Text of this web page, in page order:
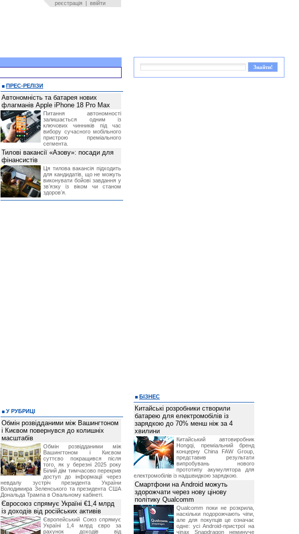
реєстрація | ввійти
ПРЕС-РЕЛІЗИ
Автономність та батарея нових
флагманів Apple iPhone 18 Pro Max
Питання автономності
залишається одним із
ключових чинників під час
вибору сучасного мобільного
пристрою преміального
сегмента.
Тилові вакансії «Азову»: посади для
фінансистів
Ця тилова вакансія підходить
для кандидатів, що не можуть
виконувати бойові завдання у
звʼязку із віком чи станом
здоровʼя.
У РУБРИЦІ
Обмін розвідданими між Вашингтоном
і Києвом повернувся до колишніх
масштабів
Обмін розвідданими між
Вашингтоном і Києвом
суттєво покращився після
того, як у березні 2025 року
Білий дім тимчасово перекрив
доступ до інформації через
невдалу зустріч президента України
Володимира Зеленського та президента США
Дональда Трампа в Овальному кабінеті.
Євросоюз спрямує Україні €1,4 млрд
із доходів від російських активів
Європейський Союз спрямує
Україні 1,4 млрд євро за
рахунок доходів від
БІЗНЕС
Китайські розробники створили
батарею для електромобілів із
зарядкою до 70% менш ніж за 4
хвилини
Китайський автовиробник
Hongqi, преміальний бренд
концерну China FAW Group,
представив результати
випробувань нового
прототипу акумулятора для
електромобілів із надшвидкою зарядкою.
Смартфони на Android можуть
здорожчати через нову цінову
політику Qualcomm
Qualcomm поки не розкрила,
наскільки подорожчають чіпи,
але для покупців це означає
одне: усі Android-пристрої на
чіпах Snapdragon неминуче